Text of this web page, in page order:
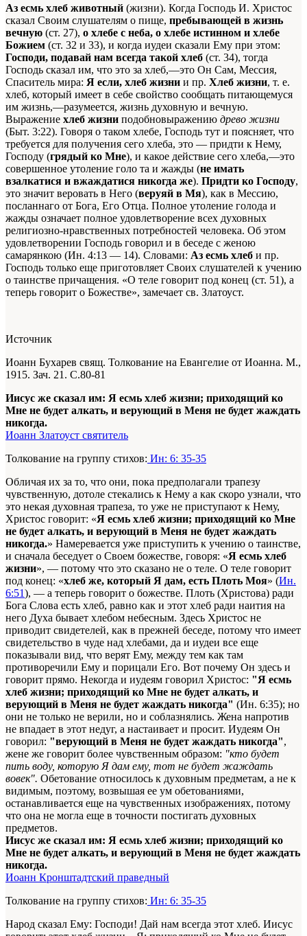
Аз есмь хлеб животный (жизни). Когда Господь И. Христос
сказал Своим слушателям о пище, пребывающей в жизнь
вечную (ст. 27), о хлебе с неба, о хлебе истинном и хлебе
Божием (ст. 32 и 33), и когда иудеи сказали Ему при этом:
Господи, подавай нам всегда такой хлеб (ст. 34), тогда
Господь сказал им, что это за хлеб,—это Он Сам, Мессия,
Спаситель мира: Я если, хлеб жизни и пр. Хлеб жизни, т. е.
хлеб, который имеет в себе свойство сообщать питающемуся
им жизнь,—разумеется, жизнь духовную и вечную.
Выражение хлеб жизни подобновыражению древо жизни
(Быт. 3:22). Говоря о таком хлебе, Господь тут и поясняет, что
требуется для получения сего хлеба, это — придти к Нему,
Господу (грядый ко Мне), и какое действие сего хлеба,—это
совершенное утоление голо та и жажды (не имать
взалкатися и вжаждатися никогда же). Придти ко Господу,
это значит веровать в Него (веруяй в Мя), как в Мессию,
посланнаго от Бога, Его Отца. Полное утоление голода и
жажды означает полное удовлетворение всех духовных
религиозно-нравственных потребностей человека. Об этом
удовлетворении Господь говорил и в беседе с женою
самарянкою (Ин. 4:13 — 14). Словами: Аз есмь хлеб и пр.
Господь только еще приготовляет Своих слушателей к учению
о таинстве причащения. «О теле говорит под конец (ст. 51), а
теперь говорит о Божестве», замечает св. Златоуст.
Источник
Иоанн Бухарев свящ. Толкование на Евангелие от Иоанна. М.,
1915. Зач. 21. С.80-81
Иисус же сказал им: Я есмь хлеб жизни; приходящий ко
Мне не будет алкать, и верующий в Меня не будет жаждать
никогда.
Иоанн Златоуст святитель
Толкование на группу стихов: Ин: 6: 35-35
Обличая их за то, что они, пока предполагали трапезу
чувственную, дотоле стекались к Нему а как скоро узнали, что
это некая духовная трапеза, то уже не приступают к Нему,
Христос говорит: «Я есмь хлеб жизни; приходящий ко Мне
не будет алкать, и верующий в Меня не будет жаждать
никогда.» Намеревается уже приступить к учению о таинстве,
и сначала беседует о Своем божестве, говоря: «Я есмь хлеб
жизни», — потому что это сказано не о теле. О теле говорит
под конец: «хлеб же, который Я дам, есть Плоть Моя» (Ин.
6:51), — а теперь говорит о божестве. Плоть (Христова) ради
Бога Слова есть хлеб, равно как и этот хлеб ради наития на
него Духа бывает хлебом небесным. Здесь Христос не
приводит свидетелей, как в прежней беседе, потому что имеет
свидетельство в чуде над хлебами, да и иудеи все еще
показывали вид, что верят Ему, между тем как там
противоречили Ему и порицали Его. Вот почему Он здесь и
говорит прямо. Некогда и иудеям говорил Христос: "Я есмь
хлеб жизни; приходящий ко Мне не будет алкать, и
верующий в Меня не будет жаждать никогда" (Ин. 6:35); но
они не только не верили, но и соблазнялись. Жена напротив
не впадает в этот недуг, а настаивает и просит. Иудеям Он
говорил: "верующий в Меня не будет жаждать никогда",
жене же говорит более чувственным образом: "кто будет
пить воду, которую Я дам ему, тот не будет жаждать
вовек". Обетование относилось к духовным предметам, а не к
видимым, поэтому, возвышая ее ум обетованиями,
останавливается еще на чувственных изображениях, потому
что она не могла еще в точности постигать духовных
предметов.
Иисус же сказал им: Я есмь хлеб жизни; приходящий ко
Мне не будет алкать, и верующий в Меня не будет жаждать
никогда.
Иоанн Кронштадтский праведный
Толкование на группу стихов: Ин: 6: 35-35
Народ сказал Ему: Господи! Дай нам всегда этот хлеб. Иисус